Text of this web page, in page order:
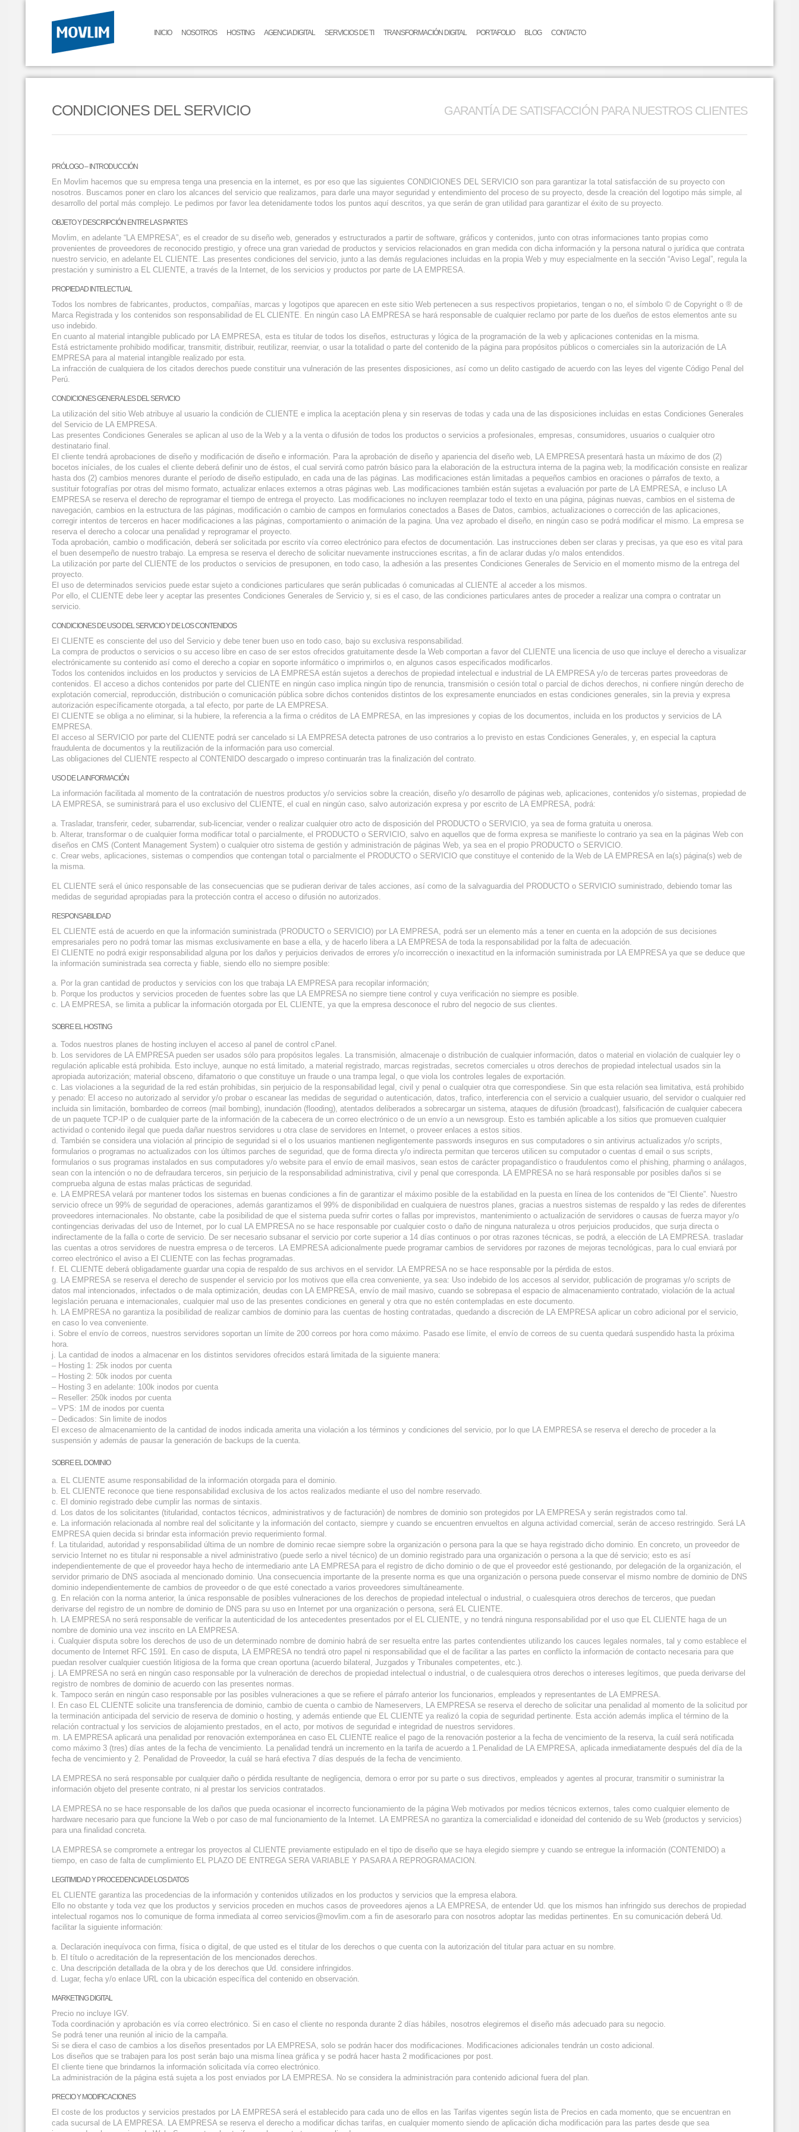
INICIO NOSOTROS HOSTING AGENCIA DIGITAL SERVICIOS DE TI TRANSFORMACIÓN DIGITAL PORTAFOLIO BLOG CONTACTO
GARANTÍA DE SATISFACCIÓN PARA NUESTROS CLIENTES
CONDICIONES DEL SERVICIO
PRÓLOGO – INTRODUCCIÓN
En Movlim hacemos que su empresa tenga una presencia en la internet, es por eso que las siguientes CONDICIONES DEL SERVICIO son para garantizar la total satisfacción de su proyecto con
nosotros. Buscamos poner en claro los alcances del servicio que realizamos, para darle una mayor seguridad y entendimiento del proceso de su proyecto, desde la creación del logotipo más simple, al
desarrollo del portal más complejo. Le pedimos por favor lea detenidamente todos los puntos aquí descritos, ya que serán de gran utilidad para garantizar el éxito de su proyecto.
OBJETO Y DESCRIPCIÓN ENTRE LAS PARTES
Movlim, en adelante “LA EMPRESA”, es el creador de su diseño web, generados y estructurados a partir de software, gráficos y contenidos, junto con otras informaciones tanto propias como
provenientes de proveedores de reconocido prestigio, y ofrece una gran variedad de productos y servicios relacionados en gran medida con dicha información y la persona natural o jurídica que contrata
nuestro servicio, en adelante EL CLIENTE. Las presentes condiciones del servicio, junto a las demás regulaciones incluidas en la propia Web y muy especialmente en la sección “Aviso Legal”, regula la
prestación y suministro a EL CLIENTE, a través de la Internet, de los servicios y productos por parte de LA EMPRESA.
PROPIEDAD INTELECTUAL
Todos los nombres de fabricantes, productos, compañías, marcas y logotipos que aparecen en este sitio Web pertenecen a sus respectivos propietarios, tengan o no, el símbolo © de Copyright o ® de
Marca Registrada y los contenidos son responsabilidad de EL CLIENTE. En ningún caso LA EMPRESA se hará responsable de cualquier reclamo por parte de los dueños de estos elementos ante su
uso indebido.
En cuanto al material intangible publicado por LA EMPRESA, esta es titular de todos los diseños, estructuras y lógica de la programación de la web y aplicaciones contenidas en la misma.
Está estrictamente prohibido modificar, transmitir, distribuir, reutilizar, reenviar, o usar la totalidad o parte del contenido de la página para propósitos públicos o comerciales sin la autorización de LA
EMPRESA para al material intangible realizado por esta.
La infracción de cualquiera de los citados derechos puede constituir una vulneración de las presentes disposiciones, así como un delito castigado de acuerdo con las leyes del vigente Código Penal del
Perú.
CONDICIONES GENERALES DEL SERVICIO
La utilización del sitio Web atribuye al usuario la condición de CLIENTE e implica la aceptación plena y sin reservas de todas y cada una de las disposiciones incluidas en estas Condiciones Generales
del Servicio de LA EMPRESA.
Las presentes Condiciones Generales se aplican al uso de la Web y a la venta o difusión de todos los productos o servicios a profesionales, empresas, consumidores, usuarios o cualquier otro
destinatario final.
El cliente tendrá aprobaciones de diseño y modificación de diseño e información. Para la aprobación de diseño y apariencia del diseño web, LA EMPRESA presentará hasta un máximo de dos (2)
bocetos iníciales, de los cuales el cliente deberá definir uno de éstos, el cual servirá como patrón básico para la elaboración de la estructura interna de la pagina web; la modificación consiste en realizar
hasta dos (2) cambios menores durante el período de diseño estipulado, en cada una de las páginas. Las modificaciones están limitadas a pequeños cambios en oraciones o párrafos de texto, a
sustituir fotografías por otras del mismo formato, actualizar enlaces externos a otras páginas web. Las modificaciones también están sujetas a evaluación por parte de LA EMPRESA, e incluso LA
EMPRESA se reserva el derecho de reprogramar el tiempo de entrega el proyecto. Las modificaciones no incluyen reemplazar todo el texto en una página, páginas nuevas, cambios en el sistema de
navegación, cambios en la estructura de las páginas, modificación o cambio de campos en formularios conectados a Bases de Datos, cambios, actualizaciones o corrección de las aplicaciones,
corregir intentos de terceros en hacer modificaciones a las páginas, comportamiento o animación de la pagina. Una vez aprobado el diseño, en ningún caso se podrá modificar el mismo. La empresa se
reserva el derecho a colocar una penalidad y reprogramar el proyecto.
Toda aprobación, cambio o modificación, deberá ser solicitada por escrito vía correo electrónico para efectos de documentación. Las instrucciones deben ser claras y precisas, ya que eso es vital para
el buen desempeño de nuestro trabajo. La empresa se reserva el derecho de solicitar nuevamente instrucciones escritas, a fin de aclarar dudas y/o malos entendidos.
La utilización por parte del CLIENTE de los productos o servicios de presuponen, en todo caso, la adhesión a las presentes Condiciones Generales de Servicio en el momento mismo de la entrega del
proyecto.
El uso de determinados servicios puede estar sujeto a condiciones particulares que serán publicadas ó comunicadas al CLIENTE al acceder a los mismos.
Por ello, el CLIENTE debe leer y aceptar las presentes Condiciones Generales de Servicio y, si es el caso, de las condiciones particulares antes de proceder a realizar una compra o contratar un
servicio.
CONDICIONES DE USO DEL SERVICIO Y DE LOS CONTENIDOS
El CLIENTE es consciente del uso del Servicio y debe tener buen uso en todo caso, bajo su exclusiva responsabilidad.
La compra de productos o servicios o su acceso libre en caso de ser estos ofrecidos gratuitamente desde la Web comportan a favor del CLIENTE una licencia de uso que incluye el derecho a visualizar
electrónicamente su contenido así como el derecho a copiar en soporte informático o imprimirlos o, en algunos casos especificados modificarlos.
Todos los contenidos incluidos en los productos y servicios de LA EMPRESA están sujetos a derechos de propiedad intelectual e industrial de LA EMPRESA y/o de terceras partes proveedoras de
contenidos. El acceso a dichos contenidos por parte del CLIENTE en ningún caso implica ningún tipo de renuncia, transmisión o cesión total o parcial de dichos derechos, ni confiere ningún derecho de
explotación comercial, reproducción, distribución o comunicación pública sobre dichos contenidos distintos de los expresamente enunciados en estas condiciones generales, sin la previa y expresa
autorización específicamente otorgada, a tal efecto, por parte de LA EMPRESA.
El CLIENTE se obliga a no eliminar, si la hubiere, la referencia a la firma o créditos de LA EMPRESA, en las impresiones y copias de los documentos, incluida en los productos y servicios de LA
EMPRESA.
El acceso al SERVICIO por parte del CLIENTE podrá ser cancelado si LA EMPRESA detecta patrones de uso contrarios a lo previsto en estas Condiciones Generales, y, en especial la captura
fraudulenta de documentos y la reutilización de la información para uso comercial.
Las obligaciones del CLIENTE respecto al CONTENIDO descargado o impreso continuarán tras la finalización del contrato.
USO DE LA INFORMACIÓN
La información facilitada al momento de la contratación de nuestros productos y/o servicios sobre la creación, diseño y/o desarrollo de páginas web, aplicaciones, contenidos y/o sistemas, propiedad de
LA EMPRESA, se suministrará para el uso exclusivo del CLIENTE, el cual en ningún caso, salvo autorización expresa y por escrito de LA EMPRESA, podrá:
a. Trasladar, transferir, ceder, subarrendar, sub-licenciar, vender o realizar cualquier otro acto de disposición del PRODUCTO o SERVICIO, ya sea de forma gratuita u onerosa.
b. Alterar, transformar o de cualquier forma modificar total o parcialmente, el PRODUCTO o SERVICIO, salvo en aquellos que de forma expresa se manifieste lo contrario ya sea en la páginas Web con
diseños en CMS (Content Management System) o cualquier otro sistema de gestión y administración de páginas Web, ya sea en el propio PRODUCTO o SERVICIO.
c. Crear webs, aplicaciones, sistemas o compendios que contengan total o parcialmente el PRODUCTO o SERVICIO que constituye el contenido de la Web de LA EMPRESA en la(s) página(s) web de
la misma.
EL CLIENTE será el único responsable de las consecuencias que se pudieran derivar de tales acciones, así como de la salvaguardia del PRODUCTO o SERVICIO suministrado, debiendo tomar las
medidas de seguridad apropiadas para la protección contra el acceso o difusión no autorizados.
RESPONSABILIDAD
EL CLIENTE está de acuerdo en que la información suministrada (PRODUCTO o SERVICIO) por LA EMPRESA, podrá ser un elemento más a tener en cuenta en la adopción de sus decisiones
empresariales pero no podrá tomar las mismas exclusivamente en base a ella, y de hacerlo libera a LA EMPRESA de toda la responsabilidad por la falta de adecuación.
El CLIENTE no podrá exigir responsabilidad alguna por los daños y perjuicios derivados de errores y/o incorrección o inexactitud en la información suministrada por LA EMPRESA ya que se deduce que
la información suministrada sea correcta y fiable, siendo ello no siempre posible:
a. Por la gran cantidad de productos y servicios con los que trabaja LA EMPRESA para recopilar información;
b. Porque los productos y servicios proceden de fuentes sobre las que LA EMPRESA no siempre tiene control y cuya verificación no siempre es posible.
c. LA EMPRESA, se limita a publicar la información otorgada por EL CLIENTE, ya que la empresa desconoce el rubro del negocio de sus clientes.
SOBRE EL HOSTING
a. Todos nuestros planes de hosting incluyen el acceso al panel de control cPanel.
b. Los servidores de LA EMPRESA pueden ser usados sólo para propósitos legales. La transmisión, almacenaje o distribución de cualquier información, datos o material en violación de cualquier ley o
regulación aplicable está prohibida. Esto incluye, aunque no está limitado, a material registrado, marcas registradas, secretos comerciales u otros derechos de propiedad intelectual usados sin la
apropiada autorización; material obsceno, difamatorio o que constituye un fraude o una trampa legal, o que viola los controles legales de exportación.
c. Las violaciones a la seguridad de la red están prohibidas, sin perjuicio de la responsabilidad legal, civil y penal o cualquier otra que correspondiese. Sin que esta relación sea limitativa, está prohibido
y penado: El acceso no autorizado al servidor y/o probar o escanear las medidas de seguridad o autenticación, datos, trafico, interferencia con el servicio a cualquier usuario, del servidor o cualquier red
incluida sin limitación, bombardeo de correos (mail bombing), inundación (flooding), atentados deliberados a sobrecargar un sistema, ataques de difusión (broadcast), falsificación de cualquier cabecera
de un paquete TCP-IP o de cualquier parte de la información de la cabecera de un correo electrónico o de un envío a un newsgroup. Esto es también aplicable a los sitios que promueven cualquier
actividad o contenido ilegal que pueda dañar nuestros servidores u otra clase de servidores en Internet, o proveer enlaces a estos sitios.
d. También se considera una violación al principio de seguridad si el o los usuarios mantienen negligentemente passwords inseguros en sus computadores o sin antivirus actualizados y/o scripts,
formularios o programas no actualizados con los últimos parches de seguridad, que de forma directa y/o indirecta permitan que terceros utilicen su computador o cuentas d email o sus scripts,
formularios o sus programas instalados en sus computadores y/o website para el envío de email masivos, sean estos de carácter propagandístico o fraudulentos como el phishing, pharming o análagos,
sean con la intención o no de defraudara terceros, sin perjuicio de la responsabilidad administrativa, civil y penal que corresponda. LA EMPRESA no se hará responsable por posibles daños si se
comprueba alguna de estas malas prácticas de seguridad.
e. LA EMPRESA velará por mantener todos los sistemas en buenas condiciones a fin de garantizar el máximo posible de la estabilidad en la puesta en línea de los contenidos de “El Cliente”. Nuestro
servicio ofrece un 99% de seguridad de operaciones, además garantizamos el 99% de disponibilidad en cualquiera de nuestros planes, gracias a nuestros sistemas de respaldo y las redes de diferentes
proveedores internacionales. No obstante, cabe la posibilidad de que el sistema pueda sufrir cortes o fallas por imprevistos, mantenimiento o actualización de servidores o causas de fuerza mayor y/o
contingencias derivadas del uso de Internet, por lo cual LA EMPRESA no se hace responsable por cualquier costo o daño de ninguna naturaleza u otros perjuicios producidos, que surja directa o
indirectamente de la falla o corte de servicio. De ser necesario subsanar el servicio por corte superior a 14 días continuos o por otras razones técnicas, se podrá, a elección de LA EMPRESA. trasladar
las cuentas a otros servidores de nuestra empresa o de terceros. LA EMPRESA adicionalmente puede programar cambios de servidores por razones de mejoras tecnológicas, para lo cual enviará por
correo electrónico el aviso a El CLIENTE con las fechas programadas.
f. EL CLIENTE deberá obligadamente guardar una copia de respaldo de sus archivos en el servidor. LA EMPRESA no se hace responsable por la pérdida de estos.
g. LA EMPRESA se reserva el derecho de suspender el servicio por los motivos que ella crea conveniente, ya sea: Uso indebido de los accesos al servidor, publicación de programas y/o scripts de
datos mal intencionados, infectados o de mala optimización, deudas con LA EMPRESA, envío de mail masivo, cuando se sobrepasa el espacio de almacenamiento contratado, violación de la actual
legislación peruana e internacionales, cualquier mal uso de las presentes condiciones en general y otra que no estén contempladas en este documento.
h. LA EMPRESA no garantiza la posibilidad de realizar cambios de dominio para las cuentas de hosting contratadas, quedando a discreción de LA EMPRESA aplicar un cobro adicional por el servicio,
en caso lo vea conveniente.
i. Sobre el envío de correos, nuestros servidores soportan un límite de 200 correos por hora como máximo. Pasado ese límite, el envío de correos de su cuenta quedará suspendido hasta la próxima
hora.
j. La cantidad de inodos a almacenar en los distintos servidores ofrecidos estará limitada de la siguiente manera:
– Hosting 1: 25k inodos por cuenta
– Hosting 2: 50k inodos por cuenta
– Hosting 3 en adelante: 100k inodos por cuenta
– Reseller: 250k inodos por cuenta
– VPS: 1M de inodos por cuenta
– Dedicados: Sin limite de inodos
El exceso de almacenamiento de la cantidad de inodos indicada amerita una violación a los términos y condiciones del servicio, por lo que LA EMPRESA se reserva el derecho de proceder a la
suspensión y además de pausar la generación de backups de la cuenta.
SOBRE EL DOMINIO
a. EL CLIENTE asume responsabilidad de la información otorgada para el dominio.
b. EL CLIENTE reconoce que tiene responsabilidad exclusiva de los actos realizados mediante el uso del nombre reservado.
c. El dominio registrado debe cumplir las normas de sintaxis.
d. Los datos de los solicitantes (titularidad, contactos técnicos, administrativos y de facturación) de nombres de dominio son protegidos por LA EMPRESA y serán registrados como tal.
e. La información relacionada al nombre real del solicitante y la información del contacto, siempre y cuando se encuentren envueltos en alguna actividad comercial, serán de acceso restringido. Será LA
EMPRESA quien decida si brindar esta información previo requerimiento formal.
f. La titularidad, autoridad y responsabilidad última de un nombre de dominio recae siempre sobre la organización o persona para la que se haya registrado dicho dominio. En concreto, un proveedor de
servicio Internet no es titular ni responsable a nivel administrativo (puede serlo a nivel técnico) de un dominio registrado para una organización o persona a la que dé servicio; esto es así
independientemente de que el proveedor haya hecho de intermediario ante LA EMPRESA para el registro de dicho dominio o de que el proveedor esté gestionando, por delegación de la organización, el
servidor primario de DNS asociada al mencionado dominio. Una consecuencia importante de la presente norma es que una organización o persona puede conservar el mismo nombre de dominio de DNS
dominio independientemente de cambios de proveedor o de que esté conectado a varios proveedores simultáneamente.
g. En relación con la norma anterior, la única responsable de posibles vulneraciones de los derechos de propiedad intelectual o industrial, o cualesquiera otros derechos de terceros, que puedan
derivarse del registro de un nombre de dominio de DNS para su uso en Internet por una organización o persona, será EL CLIENTE.
h. LA EMPRESA no será responsable de verificar la autenticidad de los antecedentes presentados por el EL CLIENTE, y no tendrá ninguna responsabilidad por el uso que EL CLIENTE haga de un
nombre de dominio una vez inscrito en LA EMPRESA.
i. Cualquier disputa sobre los derechos de uso de un determinado nombre de dominio habrá de ser resuelta entre las partes contendientes utilizando los cauces legales normales, tal y como establece el
documento de Internet RFC 1591. En caso de disputa, LA EMPRESA no tendrá otro papel ni responsabilidad que el de facilitar a las partes en conflicto la información de contacto necesaria para que
puedan resolver cualquier cuestión litigiosa de la forma que crean oportuna (acuerdo bilateral, Juzgados y Tribunales competentes, etc.).
j. LA EMPRESA no será en ningún caso responsable por la vulneración de derechos de propiedad intelectual o industrial, o de cualesquiera otros derechos o intereses legítimos, que pueda derivarse del
registro de nombres de dominio de acuerdo con las presentes normas.
k. Tampoco serán en ningún caso responsable por las posibles vulneraciones a que se refiere el párrafo anterior los funcionarios, empleados y representantes de LA EMPRESA.
l. En caso EL CLIENTE solicite una transferencia de dominio, cambio de cuenta o cambio de Nameservers, LA EMPRESA se reserva el derecho de solicitar una penalidad al momento de la solicitud por
la terminación anticipada del servicio de reserva de dominio o hosting, y además entiende que EL CLIENTE ya realizó la copia de seguridad pertinente. Esta acción además implica el término de la
relación contractual y los servicios de alojamiento prestados, en el acto, por motivos de seguridad e integridad de nuestros servidores.
m. LA EMPRESA aplicará una penalidad por renovación extemporánea en caso EL CLIENTE realice el pago de la renovación posterior a la fecha de vencimiento de la reserva, la cuál será notificada
como máximo 3 (tres) días antes de la fecha de vencimiento. La penalidad tendrá un incremento en la tarifa de acuerdo a 1.Penalidad de LA EMPRESA, aplicada inmediatamente después del día de la
fecha de vencimiento y 2. Penalidad de Proveedor, la cuál se hará efectiva 7 días después de la fecha de vencimiento.
LA EMPRESA no será responsable por cualquier daño o pérdida resultante de negligencia, demora o error por su parte o sus directivos, empleados y agentes al procurar, transmitir o suministrar la
información objeto del presente contrato, ni al prestar los servicios contratados.
LA EMPRESA no se hace responsable de los daños que pueda ocasionar el incorrecto funcionamiento de la página Web motivados por medios técnicos externos, tales como cualquier elemento de
hardware necesario para que funcione la Web o por caso de mal funcionamiento de la Internet. LA EMPRESA no garantiza la comercialidad e idoneidad del contenido de su Web (productos y servicios)
para una finalidad concreta.
LA EMPRESA se compromete a entregar los proyectos al CLIENTE previamente estipulado en el tipo de diseño que se haya elegido siempre y cuando se entregue la información (CONTENIDO) a
tiempo, en caso de falta de cumplimiento EL PLAZO DE ENTREGA SERA VARIABLE Y PASARA A REPROGRAMACION.
LEGITIMIDAD Y PROCEDENCIA DE LOS DATOS
EL CLIENTE garantiza las procedencias de la información y contenidos utilizados en los productos y servicios que la empresa elabora.
Ello no obstante y toda vez que los productos y servicios proceden en muchos casos de proveedores ajenos a LA EMPRESA, de entender Ud. que los mismos han infringido sus derechos de propiedad
intelectual rogamos nos lo comunique de forma inmediata al correo servicios@movlim.com a fin de asesorarlo para con nosotros adoptar las medidas pertinentes. En su comunicación deberá Ud.
facilitar la siguiente información:
a. Declaración inequívoca con firma, física o digital, de que usted es el titular de los derechos o que cuenta con la autorización del titular para actuar en su nombre.
b. El título o acreditación de la representación de los mencionados derechos.
c. Una descripción detallada de la obra y de los derechos que Ud. considere infringidos.
d. Lugar, fecha y/o enlace URL con la ubicación específica del contenido en observación.
MARKETING DIGITAL
Precio no incluye IGV.
Toda coordinación y aprobación es vía correo electrónico. Si en caso el cliente no responda durante 2 días hábiles, nosotros elegiremos el diseño más adecuado para su negocio.
Se podrá tener una reunión al inicio de la campaña.
Si se diera el caso de cambios a los diseños presentados por LA EMPRESA, solo se podrán hacer dos modificaciones. Modificaciones adicionales tendrán un costo adicional.
Los diseños que se trabajen para los post serán bajo una misma línea gráfica y se podrá hacer hasta 2 modificaciones por post.
El cliente tiene que brindarnos la información solicitada vía correo electrónico.
La administración de la página está sujeta a los post enviados por LA EMPRESA. No se considera la administración para contenido adicional fuera del plan.
PRECIO Y MODIFICACIONES
El coste de los productos y servicios prestados por LA EMPRESA será el establecido para cada uno de ellos en las Tarifas vigentes según lista de Precios en cada momento, que se encuentran en
cada sucursal de LA EMPRESA. LA EMPRESA se reserva el derecho a modificar dichas tarifas, en cualquier momento siendo de aplicación dicha modificación para las partes desde que sea